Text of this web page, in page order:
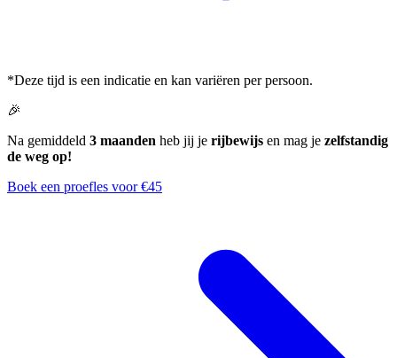
*Deze tijd is een indicatie en kan variëren per persoon.
🎉
Na gemiddeld 3 maanden heb jij je rijbewijs en mag je zelfstandig
de weg op!
Boek een proefles voor €45